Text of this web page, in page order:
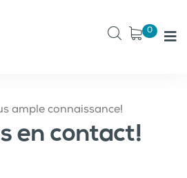
0
ample connaissance!
en contact!